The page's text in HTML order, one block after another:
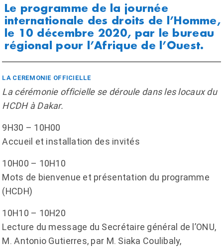
Le programme de la journée
internationale des droits de l’Homme,
le 10 décembre 2020, par le bureau
régional pour l’Afrique de l’Ouest.
LA CEREMONIE OFFICIELLE
La cérémonie officielle se déroule dans les locaux du
HCDH à Dakar.
9H30 – 10H00
Accueil et installation des invités
10H00 – 10H10
Mots de bienvenue et présentation du programme
(HCDH)
10H10 – 10H20
Lecture du message du Secrétaire général de l’ONU,
M. Antonio Gutierres, par M. Siaka Coulibaly,